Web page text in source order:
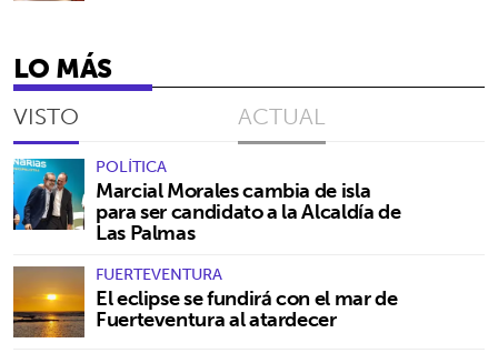
LO MÁS
VISTO ACTUAL
POLÍTICA
Marcial Morales cambia de isla
para ser candidato a la Alcaldía de
Las Palmas
FUERTEVENTURA
El eclipse se fundirá con el mar de
Fuerteventura al atardecer